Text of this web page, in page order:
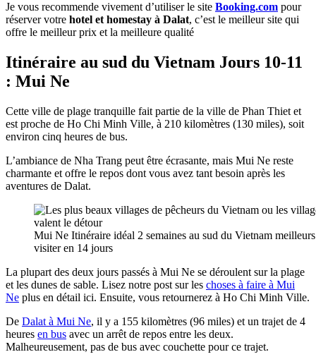
Je vous recommende vivement d’utiliser le site Booking.com pour
réserver votre hotel et homestay à Dalat, c’est le meilleur site qui
offre le meilleur prix et la meilleure qualité
Itinéraire au sud du Vietnam Jours 10-11
: Mui Ne
Cette ville de plage tranquille fait partie de la ville de Phan Thiet et
est proche de Ho Chi Minh Ville, à 210 kilomètres (130 miles), soit
environ cinq heures de bus.
L’ambiance de Nha Trang peut être écrasante, mais Mui Ne reste
charmante et offre le repos dont vous avez tant besoin après les
aventures de Dalat.
Mui Ne Itinéraire idéal 2 semaines au sud du Vietnam
visiter en 14 jours
La plupart des deux jours passés à Mui Ne se déroulent sur la plage
et les dunes de sable. Lisez notre post sur les choses à faire à Mui
Ne plus en détail ici. Ensuite, vous retournerez à Ho Chi Minh Ville.
De Dalat à Mui Ne, il y a 155 kilomètres (96 miles) et un trajet de 4
heures en bus avec un arrêt de repos entre les deux.
Malheureusement, pas de bus avec couchette pour ce trajet.